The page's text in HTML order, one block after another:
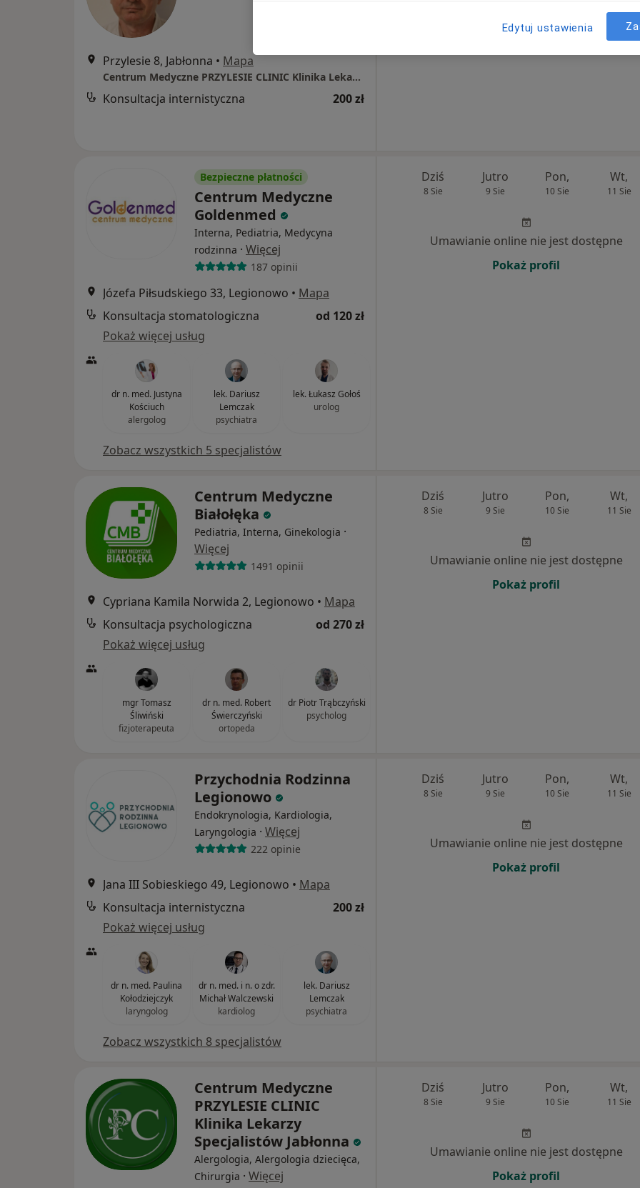
Przylesie 8, Jabłonna • Mapa
Centrum Medyczne PRZYLESIE CLINIC Klinika Lekarzy Specjalistów Jabłonna
Konsultacja internistyczna 200 zł
Bezpieczne płatności
Centrum Medyczne
Goldenmed
Interna, Pediatria, Medycyna
rodzinna · Więcej
187 opinii
Józefa Piłsudskiego 33, Legionowo • Mapa
Konsultacja stomatologiczna
od 120 zł
Pokaż więcej usług
dr n. med. Justyna
Kościuch
alergolog
lek. Dariusz
Lemczak
psychiatra
lek. Łukasz Gołoś
urolog
Zobacz wszystkich 5 specjalistów
Dziś
8 Sie
Jutro
9 Sie
Pon,
10 Sie
Wt,
11 Sie
Umawianie online nie jest dostępne
Pokaż profil
Centrum Medyczne
Białołęka
Pediatria, Interna, Ginekologia ·
Więcej
1491 opinii
Cypriana Kamila Norwida 2, Legionowo • Mapa
Konsultacja psychologiczna
od 270 zł
Pokaż więcej usług
mgr Tomasz
Śliwiński
fizjoterapeuta
dr n. med. Robert
Świerczyński
ortopeda
dr Piotr Trąbczyński
psycholog
Dziś
8 Sie
Jutro
9 Sie
Pon,
10 Sie
Wt,
11 Sie
Umawianie online nie jest dostępne
Pokaż profil
Przychodnia Rodzinna
Legionowo
Endokrynologia, Kardiologia,
Laryngologia · Więcej
222 opinie
Jana III Sobieskiego 49, Legionowo • Mapa
Konsultacja internistyczna
200 zł
Pokaż więcej usług
dr n. med. Paulina
Kołodziejczyk
laryngolog
dr n. med. i n. o zdr.
Michał Walczewski
kardiolog
lek. Dariusz
Lemczak
psychiatra
Zobacz wszystkich 8 specjalistów
Dziś
8 Sie
Jutro
9 Sie
Pon,
10 Sie
Wt,
11 Sie
Umawianie online nie jest dostępne
Pokaż profil
Centrum Medyczne
PRZYLESIE CLINIC
Klinika Lekarzy
Specjalistów Jabłonna
Alergologia, Alergologia dziecięca,
Chirurgia · Więcej
Dziś
8 Sie
Jutro
9 Sie
Pon,
10 Sie
Wt,
11 Sie
Umawianie online nie jest dostępne
Pokaż profil
Edytuj ustawienia